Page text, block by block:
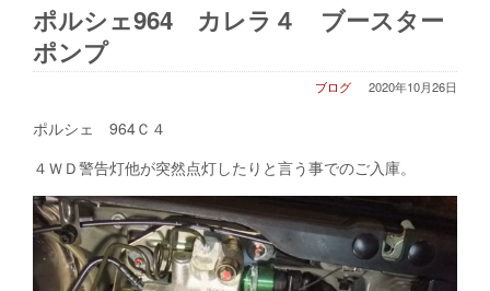
ポルシェ964 カレラ４ ブースター
ポンプ
2020年10月26日
ブログ
ポルシェ 964Ｃ４
４ＷＤ警告灯他が突然点灯したりと言う事でのご入庫。